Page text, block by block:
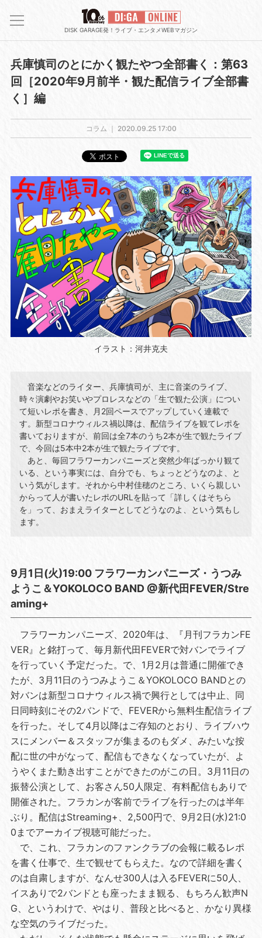
DISK GARAGE発！ライブ・エンタメWEBマガジン
兵庫慎司のとにかく観たやつ全部書く：第63
回［2020年9月前半・観た配信ライブ全部書
く］編
コラム ｜ 2020.09.25 17:00
イラスト：河井克夫
音楽などのライター、兵庫慎司が、主に音楽のライブ、
時々演劇やお笑いやプロレスなどの「生で観た公演」につい
て短いレポを書き、月2回ペースでアップしていく連載で
す。新型コロナウィルス禍以降は、配信ライブを観てレポを
書いておりますが、前回は全7本のうち2本が生で観たライブ
で、今回は5本中2本が生で観たライブです。
あと、毎回フラワーカンパニーズと突然少年ばっかり観て
いる、という事実には、自分でも、ちょっとどうなのよ、と
いう気がします。それから中村佳穂のところ、いくら親しい
からって人が書いたレポのURLを貼って「詳しくはそちら
を」って、おまえライターとしてどうなのよ、という気もし
ます。
9月1日(火)19:00 フラワーカンパニーズ・うつみ
ようこ＆YOKOLOCO BAND @新代田FEVER/Stre
aming+
フラワーカンパニーズ、2020年は、『月刊フラカンFE
VER』と銘打って、毎月新代田FEVERで対バンでライブ
を行っていく予定だった。で、1月2月は普通に開催でき
たが、3月11日のうつみようこ＆YOKOLOCO BANDとの
対バンは新型コロナウィルス禍で興行としては中止、同
日同時刻にその2バンドで、FEVERから無料生配信ライブ
を行った。そして4月以降はご存知のとおり、ライブハウ
スにメンバー＆スタッフが集まるのもダメ、みたいな按
配に世の中がなって、配信もできなくなっていたが、よ
うやくまた動き出すことができたのがこの日。3月11日の
振替公演として、お客さん50人限定、有料配信もありで
開催された。フラカンが客前でライブを行ったのは半年
ぶり。配信はStreaming+、2,500円で、9月2日(水)21:0
0までアーカイブ視聴可能だった。
で、これ、フラカンのファンクラブの会報に載るレポ
を書く仕事で、生で観せてもらえた。なので詳細を書く
のは自粛しますが、なんせ300人は入るFEVERに50人、
イスありで2バンドとも座ったまま観る、もちろん歓声N
G、というわけで、やはり、普段と比べると、かなり異様
な空気のライブだった。